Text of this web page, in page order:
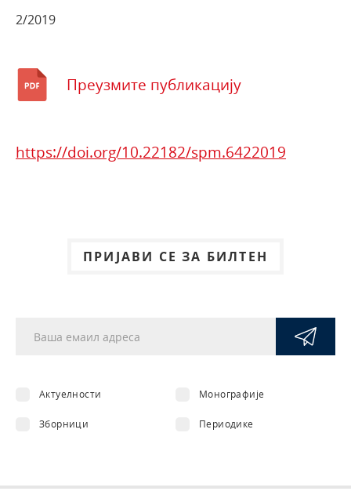
2/2019
Преузмите публикацију
https://doi.org/10.22182/spm.6422019
ПРИЈАВИ СЕ ЗА БИЛТЕН
Актуелности Монографије
Зборници Периодике